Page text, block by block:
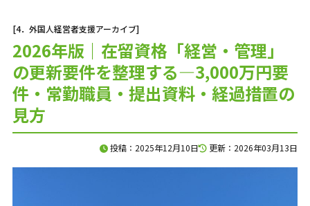
[4．外国人経営者支援アーカイブ]
2026年版｜在留資格「経営・管理」
の更新要件を整理する—3,000万円要
件・常勤職員・提出資料・経過措置の
見方
投稿：2025年12月10日 更新：2026年03月13日
初回相談のご案内
入金、支払い、返済、採用、投資。